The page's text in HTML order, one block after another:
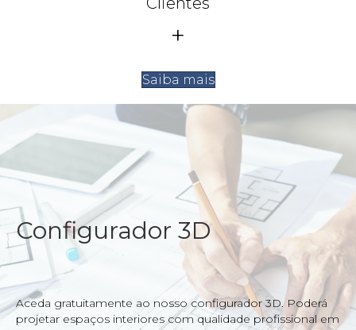
+
Saiba mais
Configurador 3D
Aceda gratuitamente ao nosso configurador 3D. Poderá
projetar espaços interiores com qualidade profissional em